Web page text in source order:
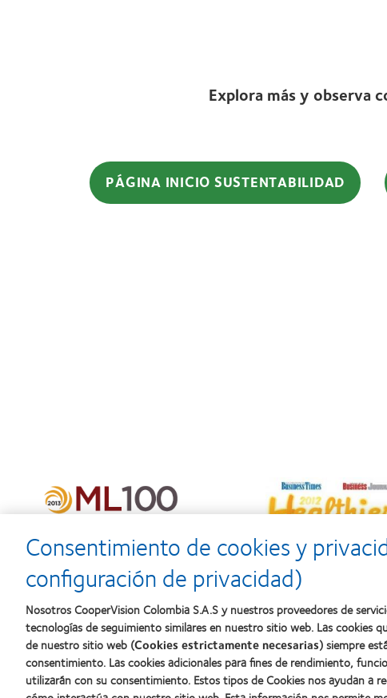
Explora más y observa
PÁGINA INICIO SUSTENTABILIDAD
Nuestros productos
Encuentra tu lente
Lentes de
Usuario nuevo
Consentimiento de cookies y
configuración de privacidad)
Nosotros CooperVision Colombia S.A.S y nuestros proveedores de
tecnologías de seguimiento similares en nuestro sitio web. Las cookies
de nuestro sitio web (Cookies estrictamente necesarias) siempre
consentimiento. Las cookies adicionales para fines de rendimiento,
utilizarán con su consentimiento. Estos tipos de Cookies nos ayudan a